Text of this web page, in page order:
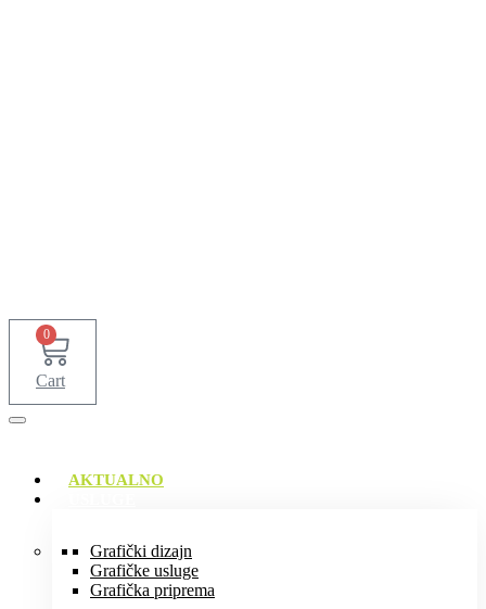
0
Cart
AKTUALNO
Grafički dizajn
Grafičke usluge
Grafička priprema